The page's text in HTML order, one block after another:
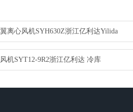
离心风机SYH630Z浙江亿利达Yilida
机SYT12-9R2浙江亿利达 冷库